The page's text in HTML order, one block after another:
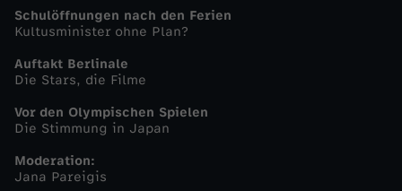
g
a
z
Schulöffnungen nach den Ferien
Kultusminister ohne Plan?
Auftakt Berlinale
Die Stars, die Filme
Vor den Olympischen Spielen
Die Stimmung in Japan
Moderation:
Jana Pareigis